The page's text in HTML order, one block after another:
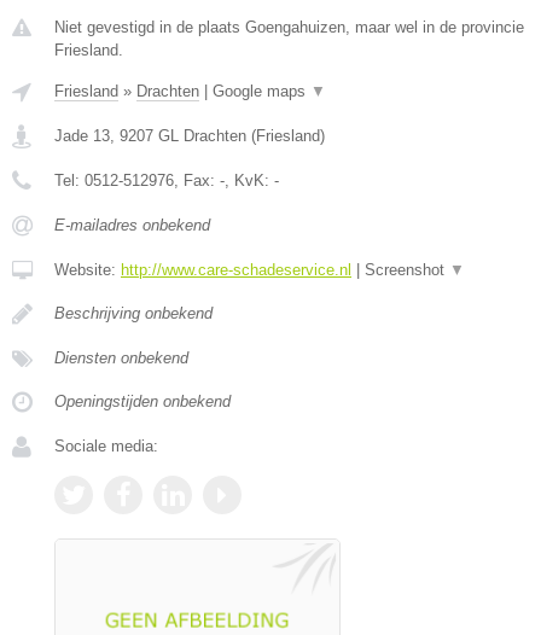
Niet gevestigd in de plaats Goengahuizen, maar wel in de provincie
Friesland.
Friesland » Drachten Google maps ▼
Jade 13, 9207 GL Drachten (Friesland)
Tel: 0512-512976, Fax: -, KvK: -
E-mailadres onbekend
Website: http://www.care-schadeservice.nl Screenshot ▼
Beschrijving onbekend
Diensten onbekend
Openingstijden onbekend
Sociale media: